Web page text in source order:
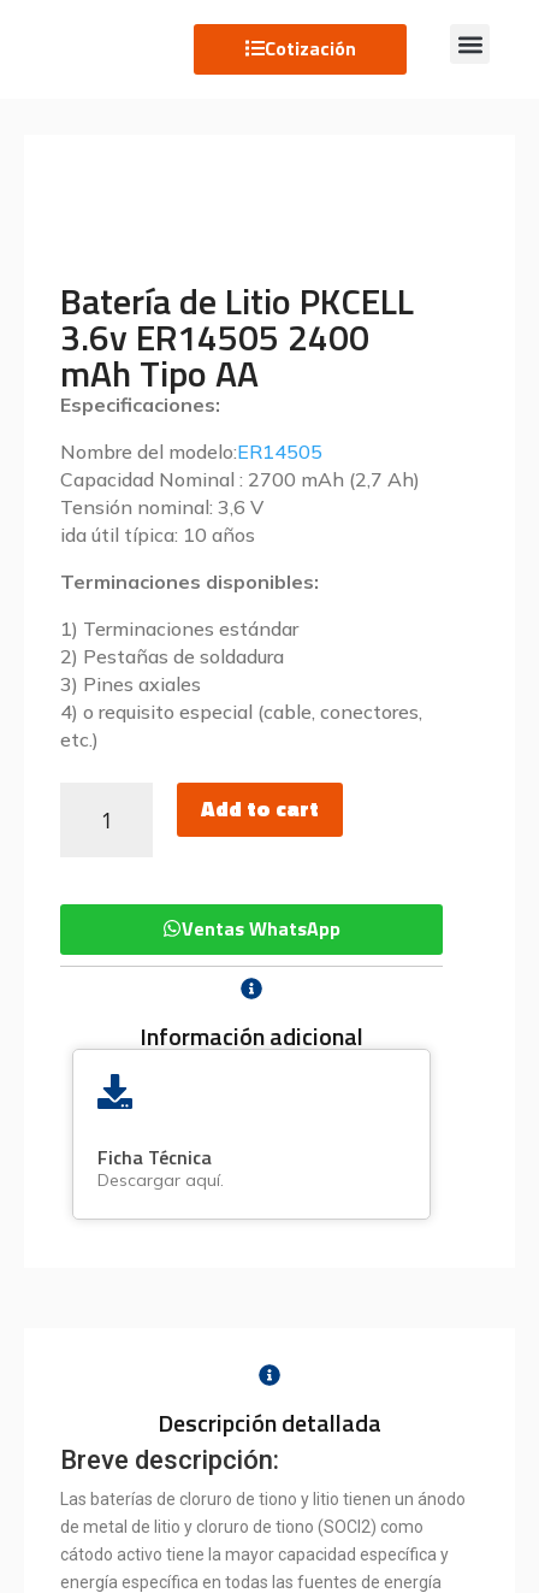
Cotización
Batería de Litio PKCELL
3.6v ER14505 2400
mAh Tipo AA
Especificaciones:
Nombre del modelo:ER14505
Capacidad Nominal : 2700 mAh (2,7 Ah)
Tensión nominal: 3,6 V
ida útil típica: 10 años
Terminaciones disponibles:
1) Terminaciones estándar
2) Pestañas de soldadura
3) Pines axiales
4) o requisito especial (cable, conectores,
etc.)
Add to cart
Ventas WhatsApp
Información adicional
Ficha Técnica
Descargar aquí.
Descripción detallada
Breve descripción:
Las baterías de cloruro de tiono y litio tienen un ánodo
de metal de litio y cloruro de tiono (SOCl2) como
cátodo activo tiene la mayor capacidad específica y
energía específica en todas las fuentes de energía